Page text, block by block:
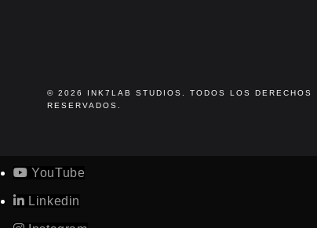
© 2026 INK7LAB
STUDIOS. TODOS LOS DERECHOS
RESERVADOS.
YouTube
Linkedin